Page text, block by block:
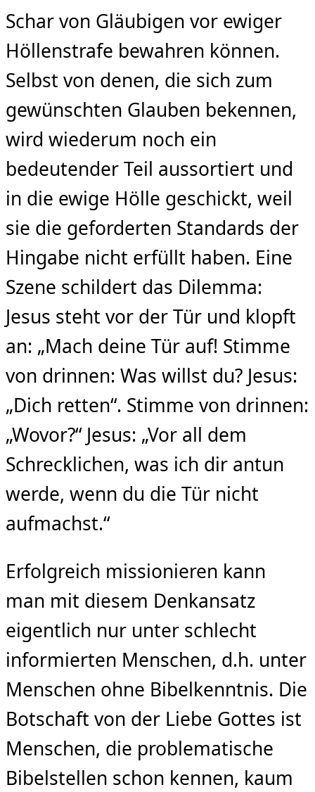
Schar von Gläubigen vor ewiger
Höllenstrafe bewahren können.
Selbst von denen, die sich zum
gewünschten Glauben bekennen,
wird wiederum noch ein
bedeutender Teil aussortiert und
in die ewige Hölle geschickt, weil
sie die geforderten Standards der
Hingabe nicht erfüllt haben. Eine
Szene schildert das Dilemma:
Jesus steht vor der Tür und klopft
an: „Mach deine Tür auf! Stimme
von drinnen: Was willst du? Jesus:
„Dich retten“. Stimme von drinnen:
„Wovor?“ Jesus: „Vor all dem
Schrecklichen, was ich dir antun
werde, wenn du die Tür nicht
aufmachst.“
Erfolgreich missionieren kann
man mit diesem Denkansatz
eigentlich nur unter schlecht
informierten Menschen, d.h. unter
Menschen ohne Bibelkenntnis. Die
Botschaft von der Liebe Gottes ist
Menschen, die problematische
Bibelstellen schon kennen, kaum